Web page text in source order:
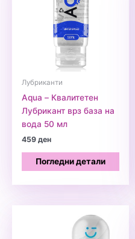
Лубриканти
Aqua – Квалитетен
Лубрикант врз база на
вода 50 мл
459ден
Погледни детали